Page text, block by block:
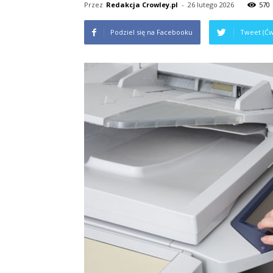
Przez Redakcja Crowley.pl - 26 lutego 2026 570
Podziel się na Facebooku Tweet